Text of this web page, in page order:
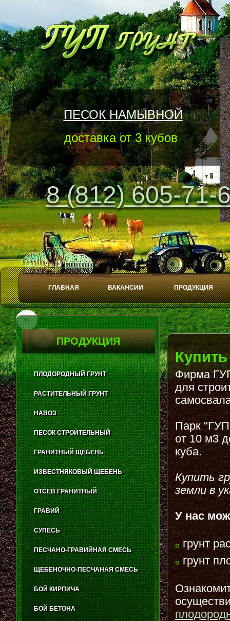
8 (812) 605-71-
ГЛАВНАЯ ВАКАНСИИ ПРОДУКЦИЯ
ПЕСОК НАМЫВНОЙ
доставка от 3 кубов
Play
Stop
Фирма
для
Парк "ГУП
от 10 м3
куба.
Купить
земли в
У нас
грунт
грунт
ПРОДУКЦИЯ
ПЛОДОРОДНЫЙ ГРУНТ
РАСТИТЕЛЬНЫЙ ГРУНТ
НАВОЗ
ПЕСОК СТРОИТЕЛЬНЫЙ
ГРАНИТНЫЙ ЩЕБЕНЬ
ИЗВЕСТНЯКОВЫЙ ЩЕБЕНЬ
ОТСЕВ ГРАНИТНЫЙ
ГРАВИЙ
СУПЕСЬ
ПЕСЧАНО-ГРАВИЙНАЯ СМЕСЬ
ЩЕБЕНОЧНО-ПЕСЧАНАЯ СМЕСЬ
БОЙ КИРПИЧА
БОЙ БЕТОНА